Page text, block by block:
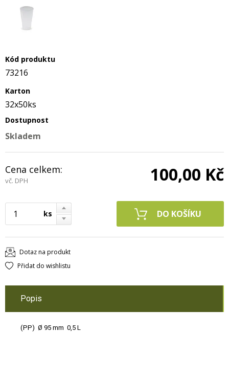
Kód produktu
73216
Karton
32x50ks
Dostupnost
Skladem
Cena celkem:
vč. DPH 100,00 Kč
ks
Dotaz na produkt
Přidat do wishlistu
Popis
(PP) Ø 95 mm 0,5 L